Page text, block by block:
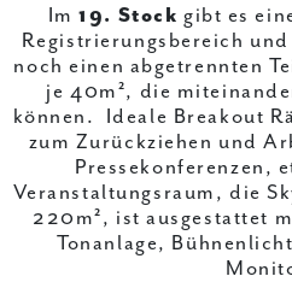
Im19. Stock gibt es
Registrierungsbereich
noch einen abgetrennten
je 40m², die
können. Ideale Breakout
zum Zurückziehen und
Pressekonferenzen,
Veranstaltungsraum, die
220m², ist ausgestattet
Tonanlage,